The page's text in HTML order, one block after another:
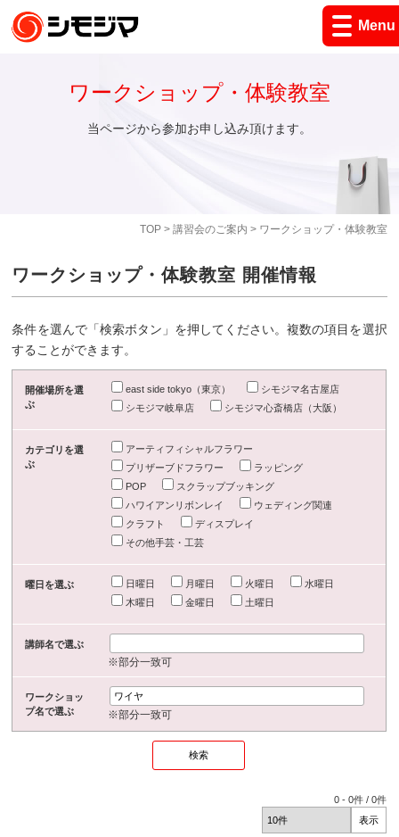
Menu
TOP> 講習会のご案内 > ワークショップ・体験教室
ワークショップ・体験教室
当ページから参加お申し込み頂けます。
ワークショップ・体験教室 開催情報
条件を選んで「検索ボタン」を押してください。複数の項目を選択
することができます。
開催場所を選
ぶ
east side tokyo（東京）
シモジマ名古屋店
シモジマ岐阜店
シモジマ心斎橋店（大阪）
カテゴリを選
ぶ
アーティフィシャルフラワー
プリザーブドフラワー
ラッピング
POP
スクラップブッキング
ハワイアンリボンレイ
ウェディング関連
クラフト
ディスプレイ
その他手芸・工芸
曜日を選ぶ 日曜日 月曜日 火曜日
水曜日
木曜日
金曜日 土曜日
講師名で選ぶ
※部分一致可
ワークショッ
プ名で選ぶ
※部分一致可
0 -0件 /0件